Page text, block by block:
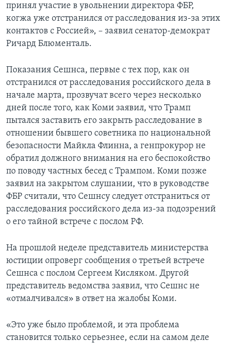
принял участие в увольнении директора ФБР,
когжа уже отстранился от расследования из-за этих
контактов с Россией», – заявил сенатор-демократ
Ричард Блюменталь.
Показания Сешнса, первые с тех пор, как он
отстранился от расследования российского дела в
начале марта, прозвучат всего через несколько
дней после того, как Коми заявил, что Трамп
пытался заставить его закрыть расследование в
отношении бывшего советника по национальной
безопасности Майкла Флинна, а генпрокурор не
обратил должного внимания на его беспокойство
по поводу частных бесед с Трампом. Коми позже
заявил на закрытом слушании, что в руководстве
ФБР считали, что Сешнсу следует отстраниться от
расследования российского дела из-за подозрений
о его тайной встрече с послом РФ.
На прошлой неделе представитель министерства
юстиции опроверг сообщения о третьей встрече
Сешнса с послом Сергеем Кисляком. Другой
представитель ведомства заявил, что Сешнс не
«отмалчивался» в ответ на жалобы Коми.
«Это уже было проблемой, и эта проблема
становится только серьезнее, если на самом деле